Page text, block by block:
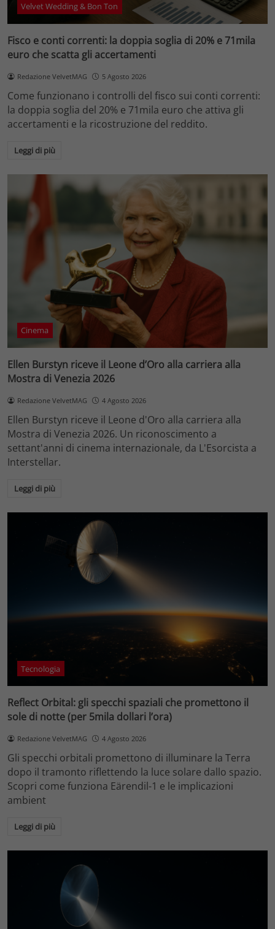
Velvet Wedding & Bon Ton
Fisco e conti correnti: la doppia soglia di 20% e 71mila
euro che scatta gli accertamenti
Redazione VelvetMAG 5 Agosto 2026
Come funzionano i controlli del fisco sui conti correnti:
la doppia soglia del 20% e 71mila euro che attiva gli
accertamenti e la ricostruzione del reddito.
Leggi di più
Cinema
Ellen Burstyn riceve il Leone d’Oro alla carriera alla
Mostra di Venezia 2026
Redazione VelvetMAG 4 Agosto 2026
Ellen Burstyn riceve il Leone d'Oro alla carriera alla
Mostra di Venezia 2026. Un riconoscimento a
settant'anni di cinema internazionale, da L'Esorcista a
Interstellar.
Leggi di più
Tecnologia
Reflect Orbital: gli specchi spaziali che promettono il
sole di notte (per 5mila dollari l’ora)
Redazione VelvetMAG 4 Agosto 2026
Gli specchi orbitali promettono di illuminare la Terra
dopo il tramonto riflettendo la luce solare dallo spazio.
Scopri come funziona Eärendil-1 e le implicazioni
ambient
Leggi di più